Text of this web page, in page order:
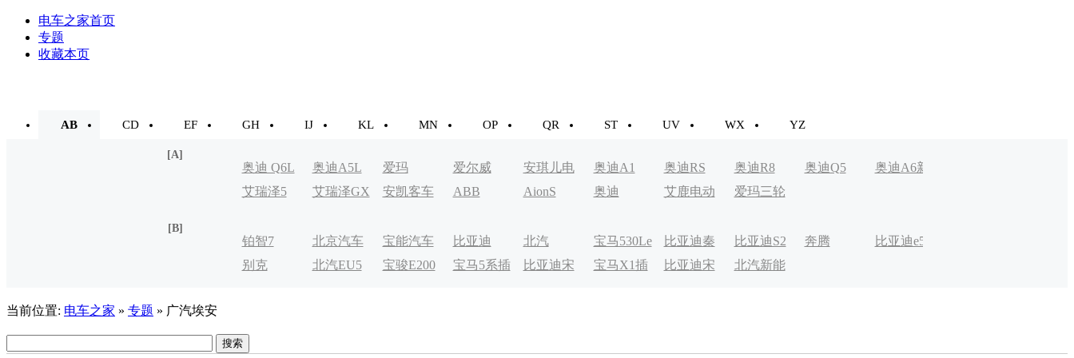
电车之家首页
专题
收藏本页
AB CD EF GH IJ KL MN OP QR ST UV WX YZ
[A]
奥迪 Q6L
e-tron
奥迪A5L 爱玛 爱尔威 安琪儿电
动车
奥迪A1 奥迪RS 奥迪R8 奥迪Q5 奥迪A6新
艾瑞泽5
艾瑞泽GX 安凯客车 ABB AionS 奥迪 艾鹿电动 爱玛三轮
[B]
铂智7 北京汽车
制造厂
宝能汽车 比亚迪 北汽
EV200
宝马530Le 比亚迪秦
EV
比亚迪S2 奔腾 比亚迪e5
别克 北汽EU5 宝骏E200 宝马5系插 比亚迪宋 宝马X1插 比亚迪宋 北汽新能
当前位置: 电车之家 » 专题 » 广汽埃安